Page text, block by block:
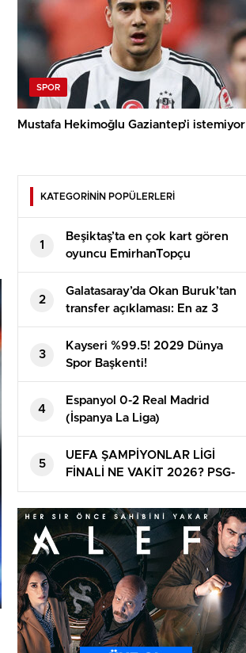
SPOR
Mustafa Hekimoğlu Gaziantep’i istemiyor
KATEGORİNİN POPÜLERLERİ
1
Beşiktaş’ta en çok kart gören
oyuncu EmirhanTopçu
2
Galatasaray’da Okan Buruk’tan
transfer açıklaması: En az 3
oyuncu daha alınacak | Mauro
Icardi, Boey, Nelsson…
3
Kayseri %99.5! 2029 Dünya
Spor Başkenti!
4
Espanyol 0-2 Real Madrid
(İspanya La Liga)
5
UEFA ŞAMPİYONLAR LİGİ
FİNALİ NE VAKİT 2026? PSG-
Arsenal maçı ne vakit ve
nerede oynanacak? Finalin ismi
belirli oldu!